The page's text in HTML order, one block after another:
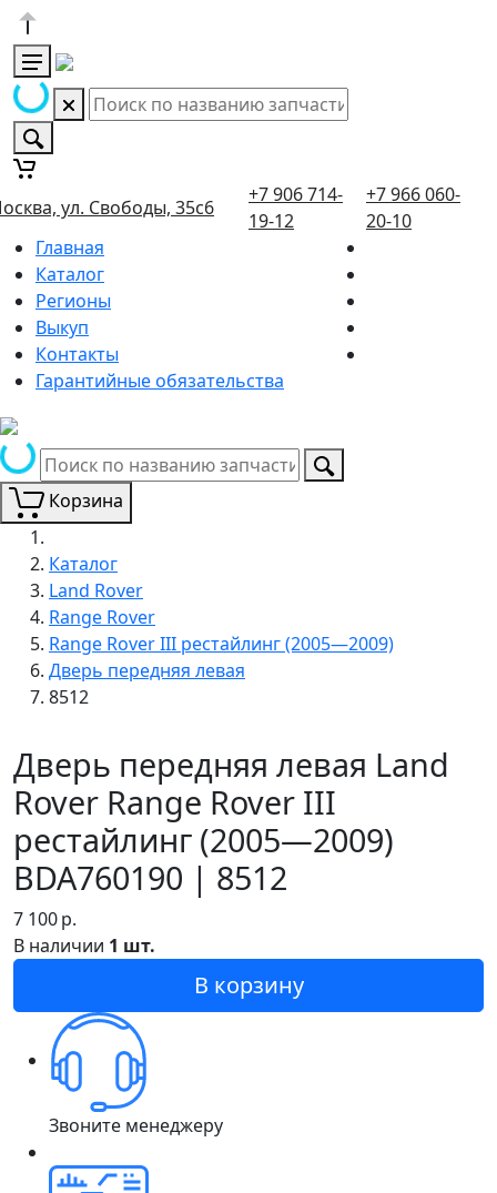
ул. Свободы, 35с6
+7 906 714-
19-12
+7 966 060-
20-10
Главная
Каталог
Регионы
Выкуп
Контакты
Гарантийные обязательства
Корзина
Каталог
Land Rover
Range Rover
Range Rover III рестайлинг (2005—2009)
Дверь передняя левая
8512
Дверь передняя левая Land
Rover Range Rover III
рестайлинг (2005—2009)
BDA760190 | 8512
7 100р.
В наличии 1 шт.
В корзину
Звоните менеджеру